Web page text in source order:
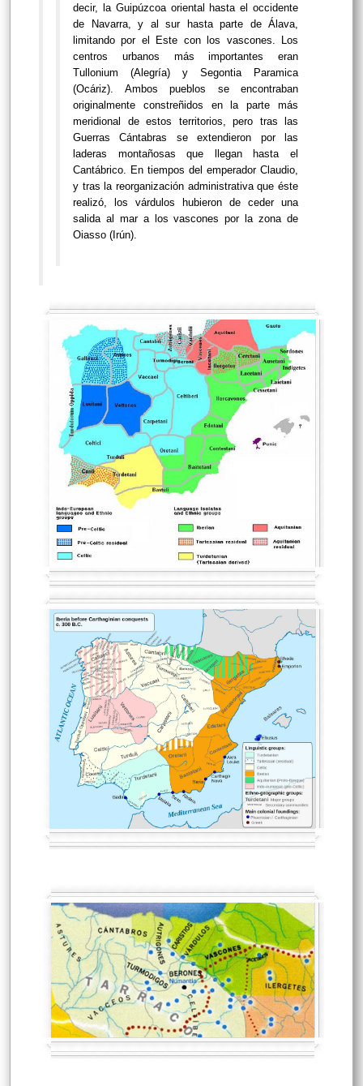
decir, la Guipúzcoa oriental hasta el occidente
de Navarra, y al sur hasta parte de Álava,
limitando por el Este con los vascones. Los
centros urbanos más importantes eran
Tullonium (Alegría) y Segontia Paramica
(Ocáriz). Ambos pueblos se encontraban
originalmente constreñidos en la parte más
meridional de estos territorios, pero tras las
Guerras Cántabras se extendieron por las
laderas montañosas que llegan hasta el
Cantábrico. En tiempos del emperador Claudio,
y tras la reorganización administrativa que éste
realizó, los várdulos hubieron de ceder una
salida al mar a los vascones por la zona de
Oiasso (Irún).